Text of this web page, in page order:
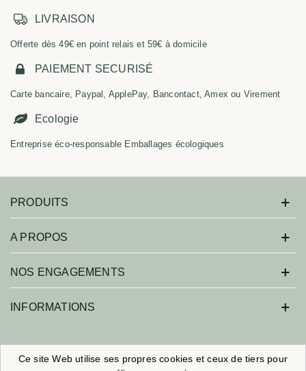
LIVRAISON
Offerte dès 49€ en point relais et 59€ à domicile
PAIEMENT SECURISÉ
Carte bancaire, Paypal, ApplePay, Bancontact, Amex ou Virement
Ecologie
Entreprise éco-responsable Emballages écologiques
PRODUITS
A PROPOS
NOS ENGAGEMENTS
INFORMATIONS
Savonne moi ! - Tous droits réservés.
Ce site Web utilise ses propres cookies et ceux de tiers pour